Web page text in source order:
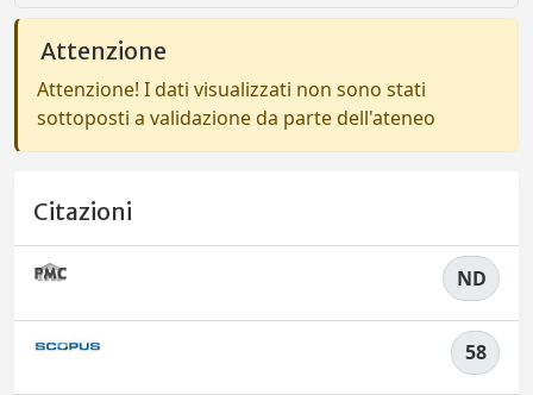
Attenzione
Attenzione! I dati visualizzati non sono stati
sottoposti a validazione da parte dell'ateneo
Citazioni
ND
58